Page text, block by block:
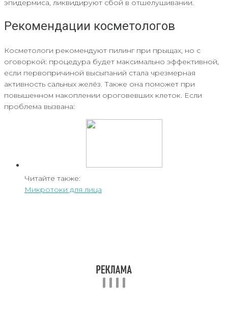
эпидермиса, ликвидируют сбой в отшелушивании.
Рекомендации косметологов
Косметологи рекомендуют пилинг при прыщах, но с
оговоркой: процедура будет максимально эффективной,
если первопричиной высыпаний стала чрезмерная
активность сальных желёз. Также она поможет при
повышенном накоплении ороговевших клеток. Если
проблема вызвана:
Читайте также:
Микротоки для лица